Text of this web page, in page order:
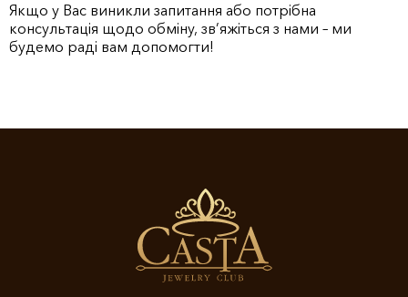
Якщо у Вас виникли запитання або потрібна
консультація щодо обміну, зв’яжіться з нами – ми
будемо раді вам допомогти!